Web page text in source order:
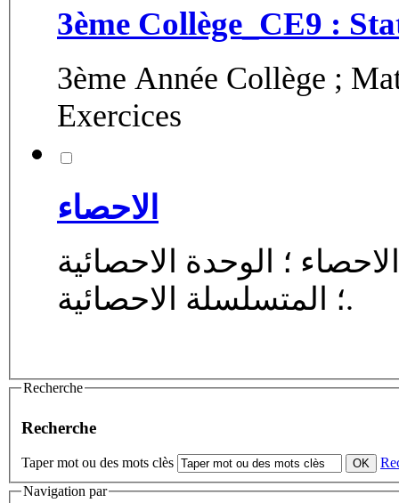
3ème Collège_CE9 :
3ème Année Collège ;
Exercices
الاحصاء
السنة الثالتة اعدادي ؛ الرياضيات ؛ الاحصاء ؛ الوحدة الاحصائية
؛ المتسلسلة الاحصائية.
Recherche
Recherche
Taper mot ou des mots clès
Navigation par